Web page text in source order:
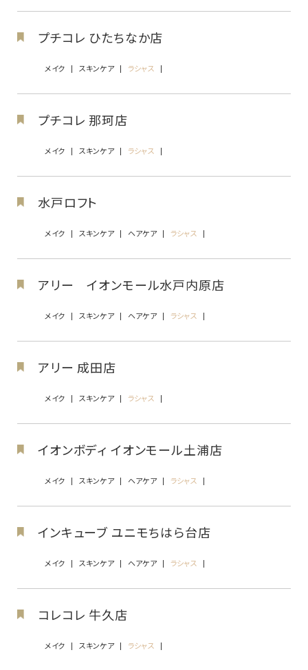
プチコレ ひたちなか店
メイク スキンケア ラシャス
プチコレ 那珂店
メイク スキンケア ラシャス
水戸ロフト
メイク スキンケア ヘアケア ラシャス
アリー イオンモール水戸内原店
メイク スキンケア ヘアケア ラシャス
アリー 成田店
メイク スキンケア ラシャス
イオンボディ イオンモール土浦店
メイク スキンケア ヘアケア ラシャス
インキューブ ユニモちはら台店
メイク スキンケア ヘアケア ラシャス
コレコレ 牛久店
メイク スキンケア ラシャス